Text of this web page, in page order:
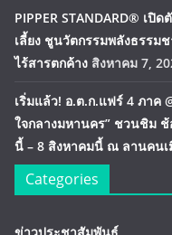
PIPPER STANDARD® เ
เลี้ยง ชูนวัตกรรมพลังธรรม
ไร้สารตกค้าง สิงหาคม 7,
เริ่มแล้ว! อ.ต.ก.แฟร์ 4 ภาค
ใจกลางมหานคร” ชวนชิม
นี้ – 8 สิงหาคมนี้ ณ ลานคนเ
Categories